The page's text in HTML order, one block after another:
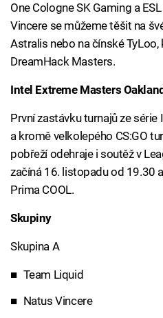
One Cologne SK Gaming a
Vincere se můžeme těšit na
Astralis nebo na čínské
DreamHack Masters.
Intel Extreme Masters Oakland
První zastávku turnajů ze
a kromě velkolepého CS:GO
pobřeží odehraje i soutěž v
začíná 16. listopadu od 19.30
Prima COOL.
Skupiny
Skupina A
Team Liquid
Natus Vincere